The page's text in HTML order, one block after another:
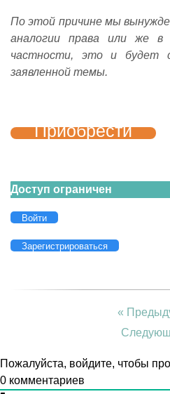
По этой причине мы
аналогии права или же в
частности, это и будет
заявленной темы.
Приобрести
Доступ ограничен
Войти
Зарегистрироваться
«
Пожалуйста, войдите, чтобы
0 комментариев